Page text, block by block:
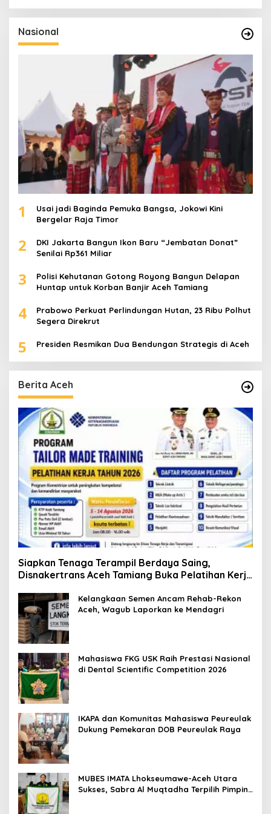
i
u
n
t
Nasional
1
Usai jadi Baginda Pemuka Bangsa, Jokowi Kini
Bergelar Raja Timor
2
DKI Jakarta Bangun Ikon Baru “Jembatan Donat”
Senilai Rp361 Miliar
3
Polisi Kehutanan Gotong Royong Bangun Delapan
Huntap untuk Korban Banjir Aceh Tamiang
4
Prabowo Perkuat Perlindungan Hutan, 23 Ribu Polhut
Segera Direkrut
5 Presiden Resmikan Dua Bendungan Strategis di Aceh
Berita Aceh
Siapkan Tenaga Terampil Berdaya Saing,
Disnakertrans Aceh Tamiang Buka Pelatihan Kerja
Kelangkaan Semen Ancam Rehab-Rekon
Aceh, Wagub Laporkan ke Mendagri
Mahasiswa FKG USK Raih Prestasi Nasional
di Dental Scientific Competition 2026
IKAPA dan Komunitas Mahasiswa Peureulak
Dukung Pemekaran DOB Peureulak Raya
MUBES IMATA Lhokseumawe-Aceh Utara
Sukses, Sabra Al Muqtadha Terpilih Pimpin